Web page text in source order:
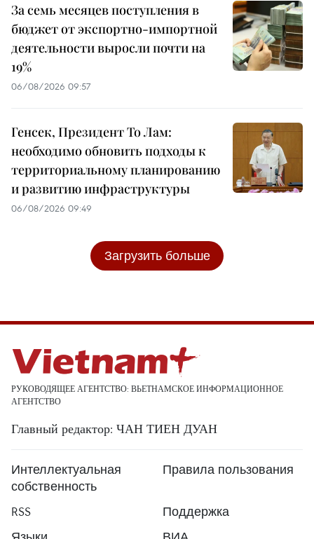
За семь месяцев поступления в
бюджет от экспортно-импортной
деятельности выросли почти на
19%
06/08/2026 09:57
Генсек, Президент То Лам:
необходимо обновить подходы к
территориальному планированию
и развитию инфраструктуры
06/08/2026 09:49
Загрузить больше
РУКОВОДЯЩЕЕ АГЕНТСТВО: ВЬЕТНАМСКОЕ ИНФОРМАЦИОННОЕ
АГЕНТСТВО
Главный редактор: ЧАН ТИЕН ДУАН
Интеллектуальная
собственность
Правила пользования
RSS
Поддержка